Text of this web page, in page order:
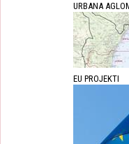
URBANA
EU PROJEKTI